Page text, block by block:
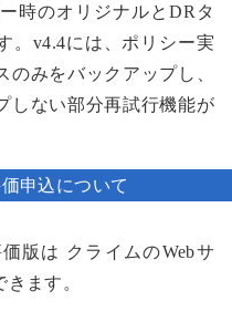
時のオリジナルとDRタ
。v4.4には、ポリシー実
みをバックアップし、
しない部分再試行機能が
申込について
版は クライムのWebサ
ます。